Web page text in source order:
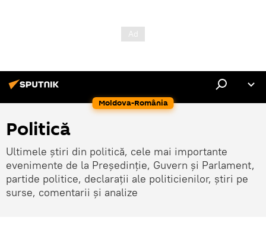
Moldova-România
Politică
Ultimele știri din politică, cele mai importante
evenimente de la Președinție, Guvern și Parlament,
partide politice, declarații ale politicienilor, știri pe
surse, comentarii și analize